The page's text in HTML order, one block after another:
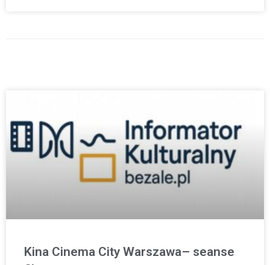
Kina Cinema City Warszawa– seanse